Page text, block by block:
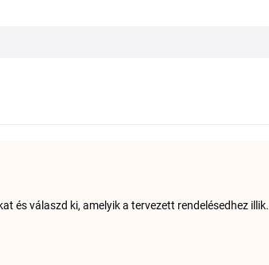
és válaszd ki, amelyik a tervezett rendelésedhez illik.